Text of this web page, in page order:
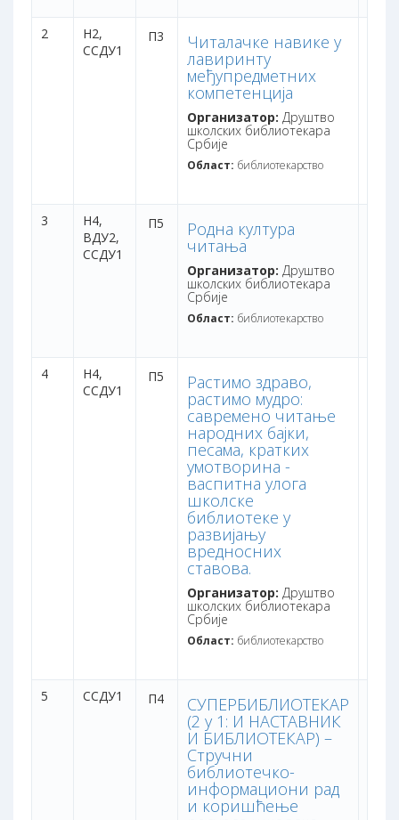
2
Н2,
ССДУ1
П3 Читалачке навике у
лавиринту
међупредметних
компетенција
Организатор: Друштво
школских библиотекара
Србије
Област: библиотекарство
3
Н4,
ВДУ2,
ССДУ1
П5 Родна култура
читања
Организатор: Друштво
школских библиотекара
Србије
Област: библиотекарство
4
Н4,
ССДУ1
П5 Растимо здраво,
растимо мудро:
савремено читање
народних бајки,
песама, кратких
умотворина -
васпитна улога
школске
библиотеке у
развијању
вредносних
ставова.
Организатор: Друштво
школских библиотекара
Србије
Област: библиотекарство
5 ССДУ1 П4 СУПЕРБИБЛИОТЕКАР
(2 у 1: И НАСТАВНИК
И БИБЛИОТЕКАР) –
Стручни
библиотечко-
информациони рад
и коришћење